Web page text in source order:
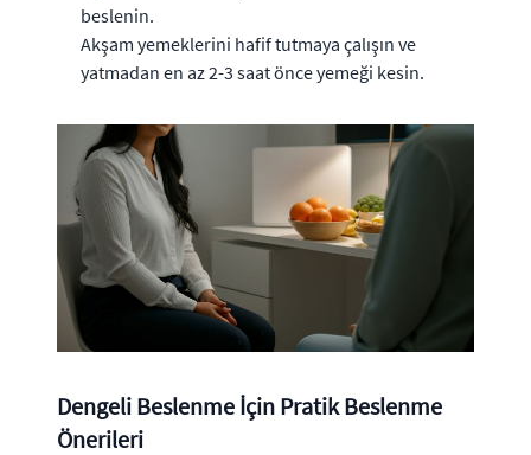
beslenin.
Akşam yemeklerini hafif tutmaya çalışın ve
yatmadan en az 2-3 saat önce yemeği kesin.
Dengeli Beslenme İçin Pratik Beslenme
Önerileri